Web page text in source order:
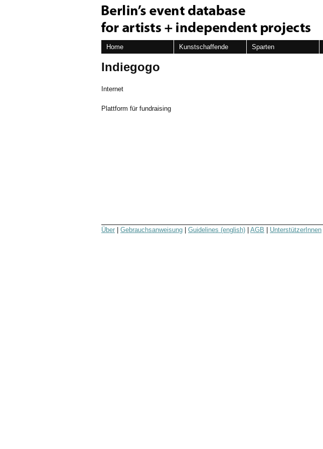
Home Kunstschaffende Sparten
Indiegogo
Internet
Plattform für fundraising
Über Gebrauchsanweisung Guidelines (english) AGB UnterstützerInnen